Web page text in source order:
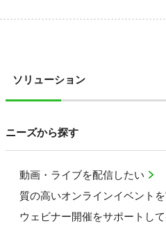
ソリューション
ニーズから探す
動画・ライブを配信したい
質の高いオンラインイベント
ウェビナー開催をサポートし